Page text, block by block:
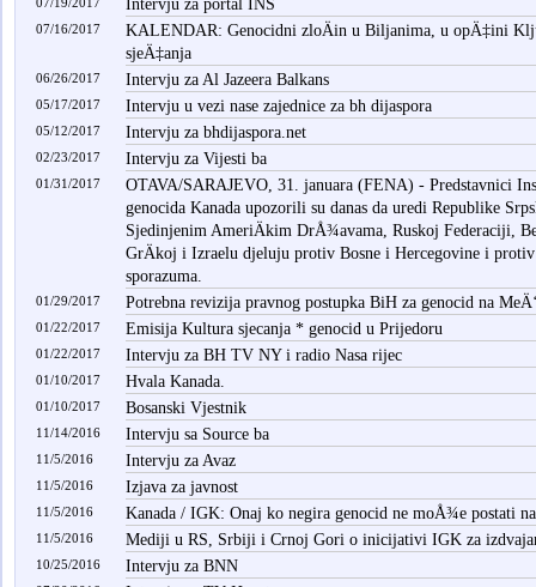
Intervju za portal INS
07/16/2017
KALENDAR: Genocidni zloÄin u Biljanima, u opÄ‡ini
sjeÄ‡anja
06/26/2017 Intervju za Al Jazeera Balkans
05/17/2017 Intervju u vezi nase zajednice za bh dijaspora
05/12/2017 Intervju za bhdijaspora.net
02/23/2017 Intervju za Vijesti ba
01/31/2017
OTAVA/SARAJEVO, 31. januara (FENA) - Predstavnici
genocida Kanada upozorili su danas da uredi Republike
Sjedinjenim AmeriÄkim DrÅ¾avama, Ruskoj Federaciji,
GrÄkoj i Izraelu djeluju protiv Bosne i Hercegovine i
sporazuma.
01/29/2017 Potrebna revizija pravnog postupka BiH za genocid na
01/22/2017 Emisija Kultura sjecanja * genocid u Prijedoru
01/22/2017 Intervju za BH TV NY i radio Nasa rijec
01/10/2017 Hvala Kanada.
01/10/2017 Bosanski Vjestnik
11/14/2016 Intervju sa Source ba
11/5/2016 Intervju za Avaz
11/5/2016 Izjava za javnost
11/5/2016 Kanada / IGK: Onaj ko negira genocid ne moÅ¾e postati
11/5/2016 Mediji u RS, Srbiji i Crnoj Gori o inicijativi IGK za
10/25/2016 Intervju za BNN